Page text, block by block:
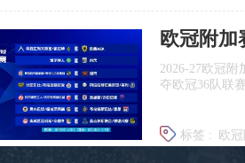
埃迪豪离
欧冠附加
2026‑27欧冠
夺欧冠36队联
标签 : 欧